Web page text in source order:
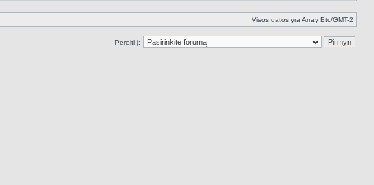
Visos datos yra Array Etc/GMT-2
Pereiti į: